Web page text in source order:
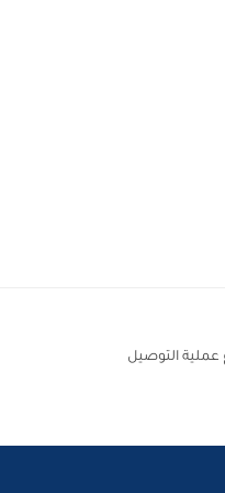
عملية التوصيل